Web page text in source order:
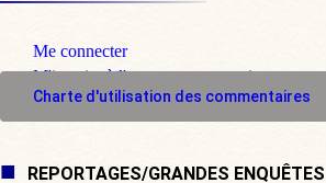
Me connecter
M'inscrire à l'espace commentaire
Charte d'utilisation des commentaires
REPORTAGES/GRANDES ENQUÊTES